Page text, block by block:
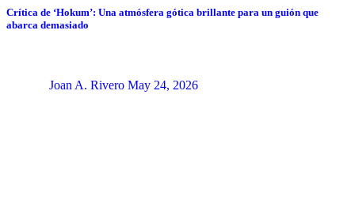
Crítica de ‘Hokum’: Una atmósfera gótica brillante para un guión que
abarca demasiado
Joan A. Rivero May 24, 2026